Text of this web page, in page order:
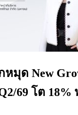
หมุด New
69 โต